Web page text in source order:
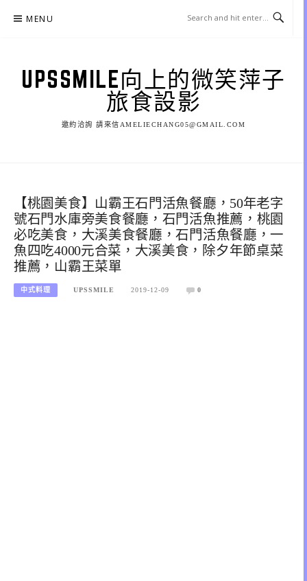
MENU
UPSSMILE向上的微笑萍子
旅食設影
邀約洽詢 請來信AMELIECHANG05@GMAIL.COM
【桃園美食】山霸王石門活魚餐廳，50年老字
號石門水庫旁美食餐廳，石門活魚推薦，桃園
必吃美食，大溪美食餐廳，石門活魚餐廳，一
魚四吃4000元合菜，大溪美食，除夕年節桌菜
推薦，山霸王菜單
中式料理 UPSSMILE 2019-12-09 0